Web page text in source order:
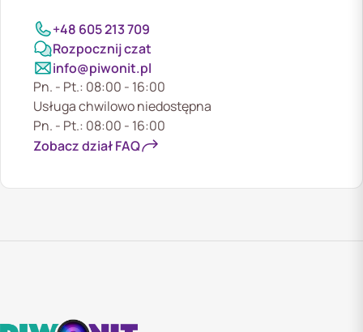
+48 605 213 709
Rozpocznij czat
info@piwonit.pl
Pn. - Pt.: 08:00 - 16:00
Usługa chwilowo niedostępna
Pn. - Pt.: 08:00 - 16:00
Zobacz dział FAQ